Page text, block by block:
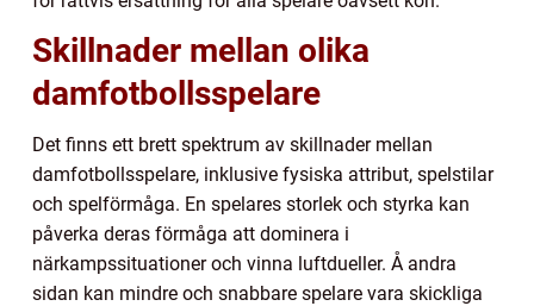
Skillnader mellan olika
damfotbollsspelare
Det finns ett brett spektrum av skillnader mellan
damfotbollsspelare, inklusive fysiska attribut, spelstilar
och spelförmåga. En spelares storlek och styrka kan
påverka deras förmåga att dominera i
närkampssituationer och vinna luftdueller. Å andra
sidan kan mindre och snabbare spelare vara skickliga